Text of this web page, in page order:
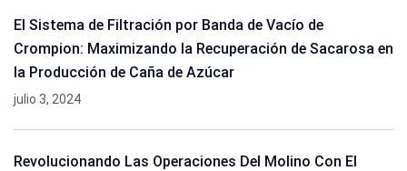
El Sistema de Filtración por Banda de Vacío de
Crompion: Maximizando la Recuperación de Sacarosa en
la Producción de Caña de Azúcar
julio 3, 2024
Revolucionando Las Operaciones Del Molino Con El